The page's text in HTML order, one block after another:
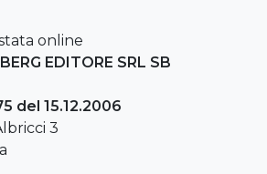
online
EDITORE SRL SB
del 15.12.2006
3